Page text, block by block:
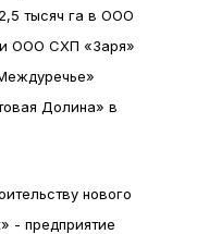
тысяч га в ООО
и ООО СХП «Заря»
Долина» в
нового
- предприятие